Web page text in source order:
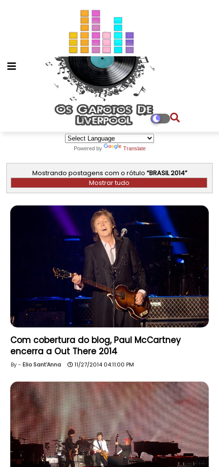
Powered by Translate
Mostrando postagens com o rótulo BRASIL 2014
Mostrar tudo
Com cobertura do blog, Paul McCartney
encerra a Out There 2014
Elio Sant'Anna 11/27/2014 04:11:00 PM